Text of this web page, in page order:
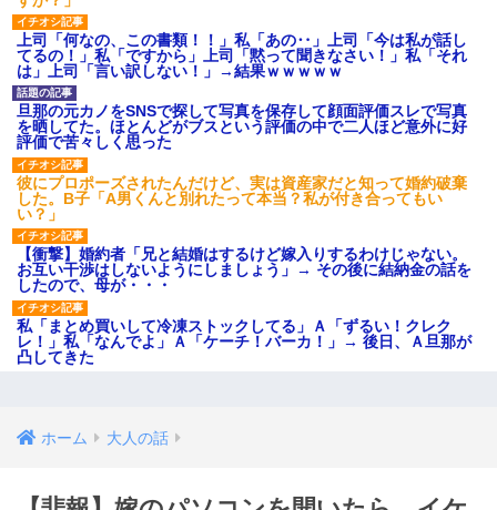
上司「何なの、この書類！！」私「あの‥」上司「今は私が話し
てるの！」私「ですから」上司「黙って聞きなさい！」私「それ
は」上司「言い訳しない！」→結果ｗｗｗｗｗ
旦那の元カノをSNSで探して写真を保存して顔面評価スレで写真
を晒してた。ほとんどがブスという評価の中で二人ほど意外に好
評価で苦々しく思った
彼にプロポーズされたんだけど、実は資産家だと知って婚約破棄
した。B子「A男くんと別れたって本当？私が付き合ってもい
い？」
【衝撃】婚約者「兄と結婚はするけど嫁入りするわけじゃない。
お互い干渉はしないようにしましょう」→ その後に結納金の話を
したので、母が・・・
私「まとめ買いして冷凍ストックしてる」Ａ「ずるい！クレク
レ！」私「なんでよ」Ａ「ケーチ！バーカ！」→ 後日、Ａ旦那が
凸してきた
ホーム 大人の話